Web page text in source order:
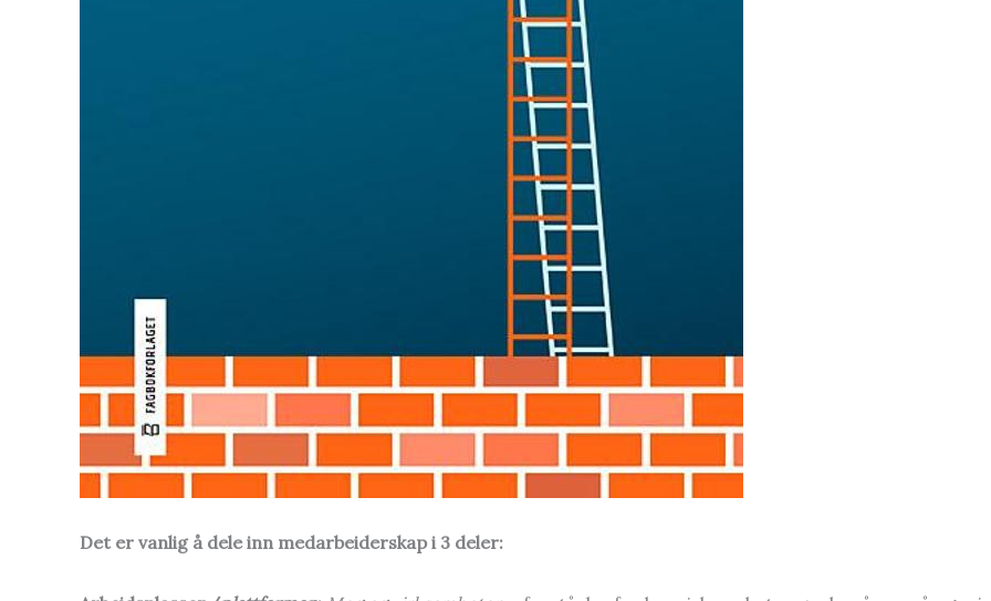
Det er vanlig å dele inn medarbeiderskap i 3 deler: